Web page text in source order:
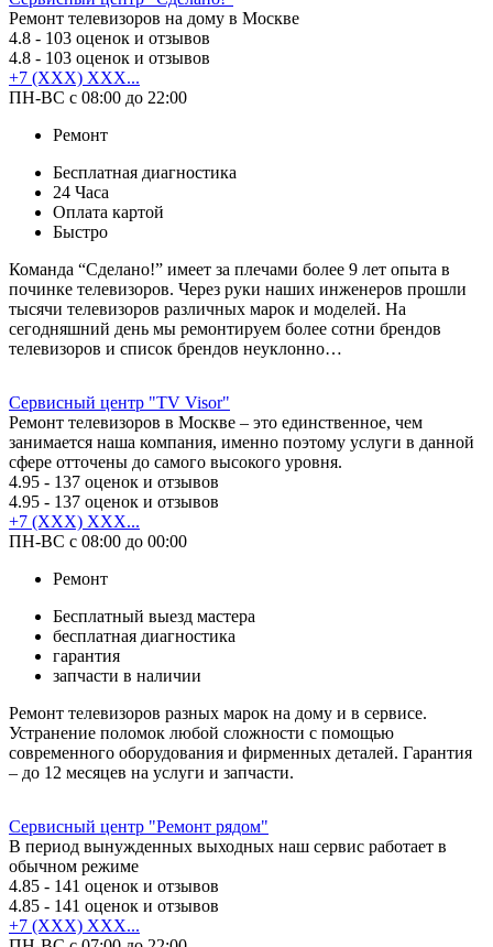
Ремонт телевизоров на дому в Москве
4.8 - 103 оценок и отзывов
4.8 - 103 оценок и отзывов
+7 (XXX) XXX...
ПН-ВС с 08:00 до 22:00
Ремонт
Бесплатная диагностика
24 Часа
Оплата картой
Быстро
Команда “Сделано!” имеет за плечами более 9 лет опыта в
починке телевизоров. Через руки наших инженеров прошли
тысячи телевизоров различных марок и моделей. На
сегодняшний день мы ремонтируем более сотни брендов
телевизоров и список брендов неуклонно…
Сервисный центр "TV Visor"
Ремонт телевизоров в Москве – это единственное, чем
занимается наша компания, именно поэтому услуги в данной
сфере отточены до самого высокого уровня.
4.95 - 137 оценок и отзывов
4.95 - 137 оценок и отзывов
+7 (XXX) XXX...
ПН-ВС с 08:00 до 00:00
Ремонт
Бесплатный выезд мастера
бесплатная диагностика
гарантия
запчасти в наличии
Ремонт телевизоров разных марок на дому и в сервисе.
Устранение поломок любой сложности с помощью
современного оборудования и фирменных деталей. Гарантия
– до 12 месяцев на услуги и запчасти.
Сервисный центр "Ремонт рядом"
В период вынужденных выходных наш сервис работает в
обычном режиме
4.85 - 141 оценок и отзывов
4.85 - 141 оценок и отзывов
+7 (XXX) XXX...